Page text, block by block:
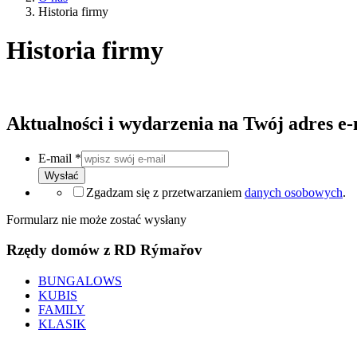
Historia firmy
Historia firmy
Aktualności i wydarzenia na Twój adres
E-mail *
Wysłać
Zgadzam się z przetwarzaniem danych osobowych.
Formularz nie może zostać wysłany
Rzędy domów z RD Rýmařov
BUNGALOWS
KUBIS
FAMILY
KLASIK